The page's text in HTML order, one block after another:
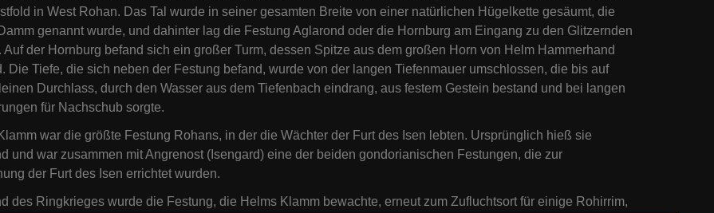
in West Rohan. Das Tal wurde in seiner gesamten Breite von einer natürlichen Hügelkette gesäumt, die
genannt wurde, und dahinter lag die Festung Aglarond oder die Hornburg am Eingang zu den Glitzernden
Auf der Hornburg befand sich ein großer Turm, dessen Spitze aus dem großen Horn von Helm Hammerhand
Die Tiefe, die sich neben der Festung befand, wurde von der langen Tiefenmauer umschlossen, die bis auf
Durchlass, durch den Wasser aus dem Tiefenbach eindrang, aus festem Gestein bestand und bei langen
für Nachschub sorgte.
war die größte Festung Rohans, in der die Wächter der Furt des Isen lebten. Ursprünglich hieß sie
und war zusammen mit Angrenost (Isengard) eine der beiden gondorianischen Festungen, die zur
der Furt des Isen errichtet wurden.
des Ringkrieges wurde die Festung, die Helms Klamm bewachte, erneut zum Zufluchtsort für einige Rohirrim,